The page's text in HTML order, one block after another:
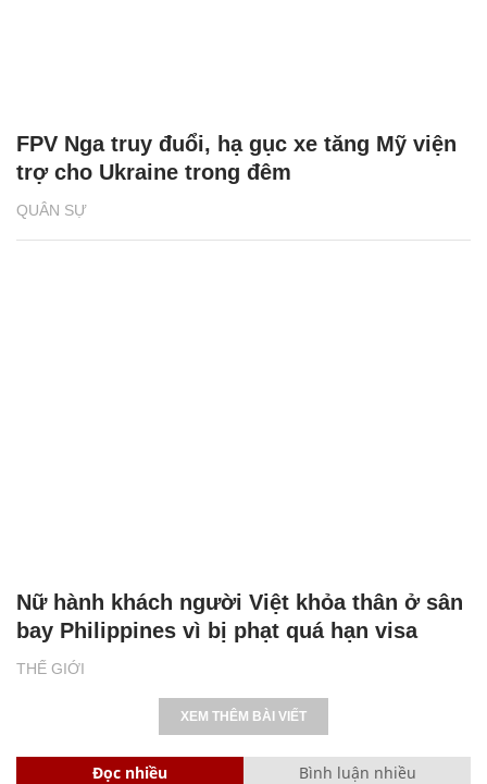
QUÂN SỰ
FPV Nga truy đuổi, hạ gục xe tăng Mỹ viện
trợ cho Ukraine trong đêm
THẾ GIỚI
Nữ hành khách người Việt khỏa thân ở sân
bay Philippines vì bị phạt quá hạn visa
XEM THÊM BÀI VIẾT
Đọc nhiều Bình luận nhiều